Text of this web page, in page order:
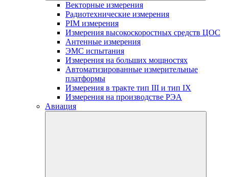
Векторные измерения
Радиотехнические измерения
PIM измерения
Измерения высокоскоростных средств ЦОС
Антенные измерения
ЭМС испытания
Измерения на больших мощностях
Автоматизированные измерительные
платформы
Измерения в тракте тип III и тип IX
Измерения на производстве РЭА
Авиация